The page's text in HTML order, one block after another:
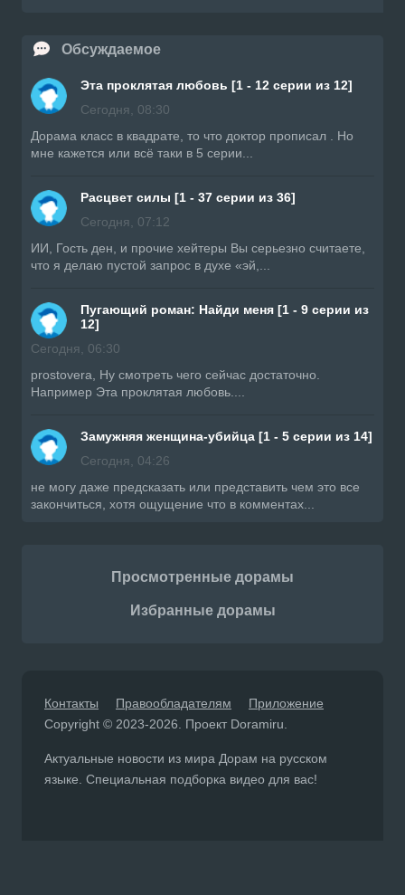
Обсуждаемое
Эта проклятая любовь [1 - 12 серии из 12]
Сегодня, 08:30
Дорама класс в квадрате, то что доктор прописал . Но
мне кажется или всё таки в 5 серии...
Расцвет силы [1 - 37 серии из 36]
Сегодня, 07:12
ИИ, Гость ден, и прочие хейтеры Вы серьезно считаете,
что я делаю пустой запрос в духе «эй,...
Пугающий роман: Найди меня [1 - 9 серии из
12]
Сегодня, 06:30
prostovera, Ну смотреть чего сейчас достаточно.
Например Эта проклятая любовь....
Замужняя женщина-убийца [1 - 5 серии из 14]
Сегодня, 04:26
не могу даже предсказать или представить чем это все
закончиться, хотя ощущение что в комментах...
Просмотренные дорамы
Избранные дорамы
Контакты Правообладателям
Приложение
Copyright © 2023-2026. Проект Doramiru.
Актуальные новости из мира Дорам на русском
языке. Специальная подборка видео для вас!